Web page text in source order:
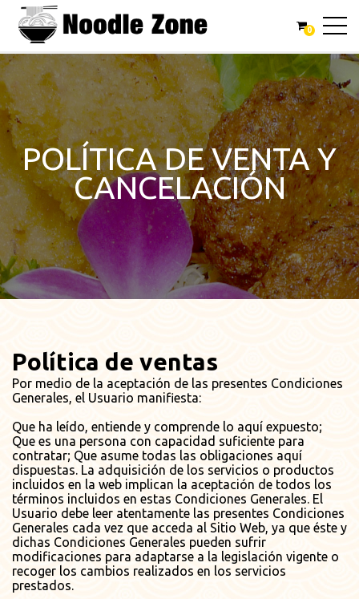
0
POLÍTICA DE VENTA Y
CANCELACIÓN
Política de ventas
Por medio de la aceptación de las presentes Condiciones
Generales, el Usuario manifiesta:
Que ha leído, entiende y comprende lo aquí expuesto;
Que es una persona con capacidad suficiente para
contratar; Que asume todas las obligaciones aquí
dispuestas. La adquisición de los servicios o productos
incluidos en la web implican la aceptación de todos los
términos incluidos en estas Condiciones Generales. El
Usuario debe leer atentamente las presentes Condiciones
Generales cada vez que acceda al Sitio Web, ya que éste y
dichas Condiciones Generales pueden sufrir
modificaciones para adaptarse a la legislación vigente o
recoger los cambios realizados en los servicios
prestados.